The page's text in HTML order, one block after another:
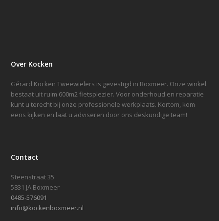
Over Kocken
Gérard Kocken Tweewielers is gevestigd in Boxmeer. Onze winkel
bestaat uit ruim 600m2 fietsplezier. Voor onderhoud en reparatie
kunt u terecht bij onze professionele werkplaats. Kortom, kom
eens kijken en laat u adviseren door ons deskundige team!
Contact
Steenstraat 35
5831 JA Boxmeer
0485-576091
info@kockenboxmeer.nl